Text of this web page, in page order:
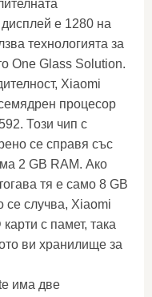
е 1280 на
технологията за
One Glass Solution.
Xiaomi
процесор
Този чип с
се справя със
2 GB RAM. Ако
тя е само 8 GB
се случва, Xiaomi
с памет, така
ви хранилище за
има две